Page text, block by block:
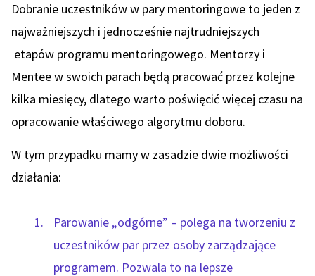
Dobranie uczestników w pary mentoringowe to jeden z
najważniejszych i jednocześnie najtrudniejszych
etapów programu mentoringowego. Mentorzy i
Mentee w swoich parach będą pracować przez kolejne
kilka miesięcy, dlatego warto poświęcić więcej czasu na
opracowanie właściwego algorytmu doboru.
W tym przypadku mamy w zasadzie dwie możliwości
działania:
Parowanie „odgórne” – polega na tworzeniu z
uczestników par przez osoby zarządzające
programem. Pozwala to na lepsze